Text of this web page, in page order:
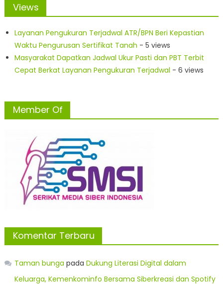
Views
Layanan Pengukuran Terjadwal ATR/BPN Beri Kepastian
Waktu Pengurusan Sertifikat Tanah - 5 views
Masyarakat Dapatkan Jadwal Ukur Pasti dan PBT Terbit
Cepat Berkat Layanan Pengukuran Terjadwal - 6 views
Member Of
Komentar Terbaru
Taman bunga pada Dukung Literasi Digital dalam
Keluarga, Kemenkominfo Bersama Siberkreasi dan Spotify